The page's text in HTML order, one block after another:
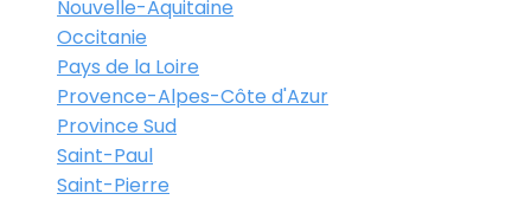
Nouvelle-Aquitaine
Occitanie
Pays de la Loire
Provence-Alpes-Côte d'Azur
Province Sud
Saint-Paul
Saint-Pierre